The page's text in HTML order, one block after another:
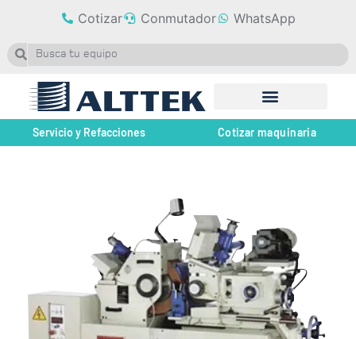
Cotizar Conmutador WhatsApp
Servicio y Refacciones Cotizar maquinaria